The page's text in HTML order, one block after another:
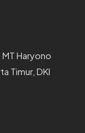
Haryono
Timur, DKI